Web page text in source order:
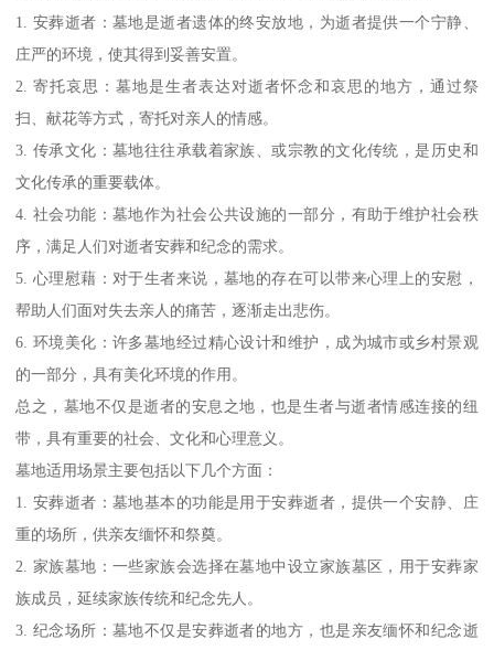
1. 安葬逝者：墓地是逝者遗体的终安放地，为逝者提供一个宁静、
庄严的环境，使其得到妥善安置。
2. 寄托哀思：墓地是生者表达对逝者怀念和哀思的地方，通过祭
扫、献花等方式，寄托对亲人的情感。
3. 传承文化：墓地往往承载着家族、或宗教的文化传统，是历史和
文化传承的重要载体。
4. 社会功能：墓地作为社会公共设施的一部分，有助于维护社会秩
序，满足人们对逝者安葬和纪念的需求。
5. 心理慰藉：对于生者来说，墓地的存在可以带来心理上的安慰，
帮助人们面对失去亲人的痛苦，逐渐走出悲伤。
6. 环境美化：许多墓地经过精心设计和维护，成为城市或乡村景观
的一部分，具有美化环境的作用。
总之，墓地不仅是逝者的安息之地，也是生者与逝者情感连接的纽
带，具有重要的社会、文化和心理意义。
墓地适用场景主要包括以下几个方面：
1. 安葬逝者：墓地基本的功能是用于安葬逝者，提供一个安静、庄
重的场所，供亲友缅怀和祭奠。
2. 家族墓地：一些家族会选择在墓地中设立家族墓区，用于安葬家
族成员，延续家族传统和纪念先人。
3. 纪念场所：墓地不仅是安葬逝者的地方，也是亲友缅怀和纪念逝